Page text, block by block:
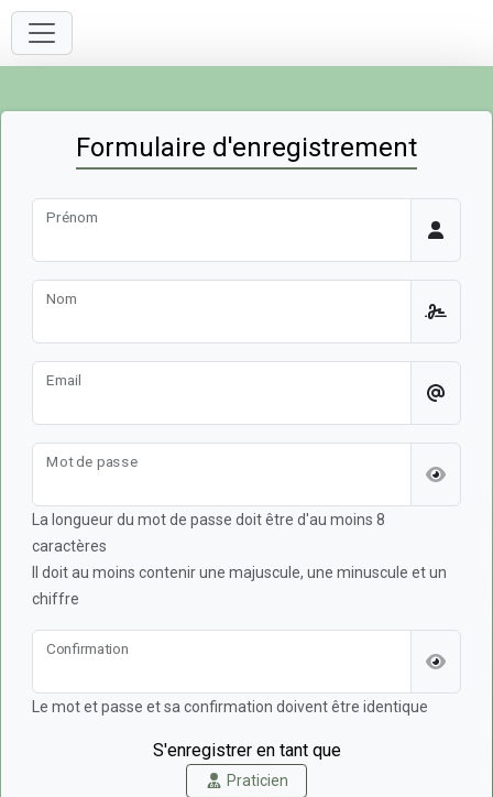
Formulaire d'enregistrement
Prénom
Nom
Email
Mot de passe
La longueur du mot de passe doit être d'au moins 8
caractères
Il doit au moins contenir une majuscule, une minuscule et un
chiffre
Confirmation
Le mot et passe et sa confirmation doivent être identique
S'enregistrer en tant que
Praticien